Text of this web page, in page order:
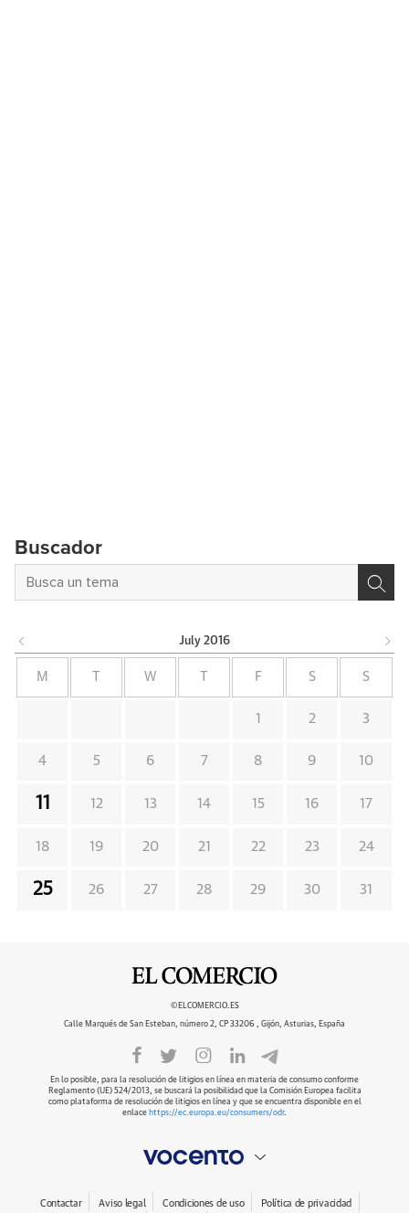
Buscador
July 2016
M W F S S
1 2 3
4 5 6 7 8 9 10
11 12 13 14 15 16 17
18 19 20 21 22 23 24
25 26 27 28 29 30 31
©ELCOMERCIO.ES
Calle Marqués de San Esteban, número 2, CP 33206 , Gijón, Asturias, España
En lo posible, para la resolución de litigios en línea en materia de consumo conforme
Reglamento (UE) 524/2013, se buscará la posibilidad que la Comisión Europea facilita
como plataforma de resolución de litigios en línea y que se encuentra disponible en el
enlace https://ec.europa.eu/consumers/odr.
Contactar Aviso legal Condiciones de uso Política de privacidad